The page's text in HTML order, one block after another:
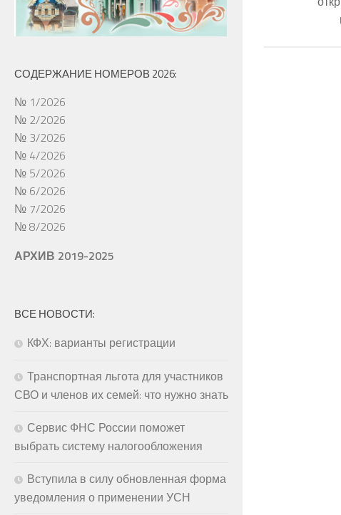
СОДЕРЖАНИЕ НОМЕРОВ 2026:
№ 1/2026
№ 2/2026
№ 3/2026
№ 4/2026
№ 5/2026
№ 6/2026
№ 7/2026
№ 8/2026
АРХИВ 2019-2025
ВСЕ НОВОСТИ:
КФХ: варианты регистрации
Транспортная льгота для участников
СВО и членов их семей: что нужно знать
Сервис ФНС России поможет
выбрать систему налогообложения
Вступила в силу обновленная форма
уведомления о применении УСН